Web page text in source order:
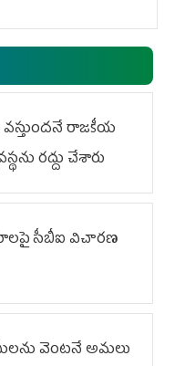
వస్తుందనే రాజకీయ
రద్దు చేశారు
సీబీఐ విచారణ
వెంటనే అమలు